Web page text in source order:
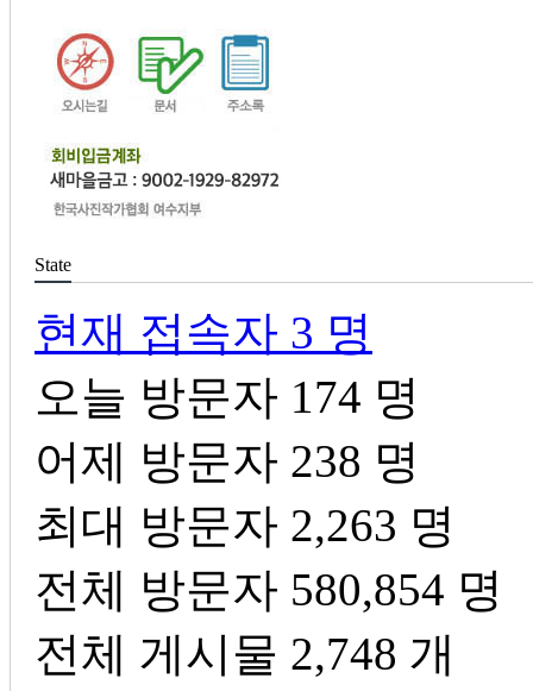
State
현재 접속자 3 명
오늘 방문자 174 명
어제 방문자 238 명
최대 방문자 2,263 명
전체 방문자 580,854 명
전체 게시물 2,748 개